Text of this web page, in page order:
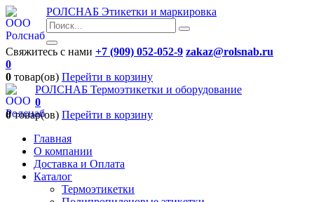
РОЛСНАБ Этикетки и маркировка
Свяжитесь с нами +7 (909) 052-052-9 zakaz@rolsnab.ru
0
0 товар(ов) Перейти в корзину
РОЛСНАБ Термоэтикетки и оборудование
0
0товар(ов) Перейти в корзину
Главная
О компании
Доставка и Оплата
Каталог
Термоэтикетки